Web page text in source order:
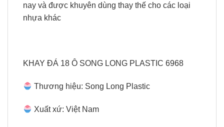
nay và được khuyên dùng thay thế cho các loại
nhựa khác
KHAY ĐÁ 18 Ô SONG LONG PLASTIC 6968
Thương hiệu: Song Long Plastic
Xuất xứ: Việt Nam